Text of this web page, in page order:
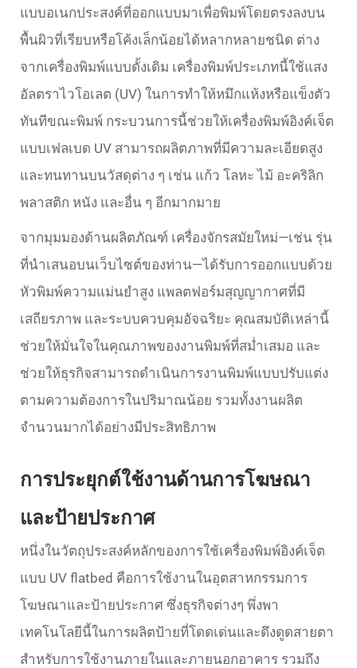
แบบอเนกประสงค์ที่ออกแบบมาเพื่อพิมพ์โดยตรงลงบน
พื้นผิวที่เรียบหรือโค้งเล็กน้อยได้หลากหลายชนิด ต่าง
จากเครื่องพิมพ์แบบดั้งเดิม เครื่องพิมพ์ประเภทนี้ใช้แสง
อัลตราไวโอเลต (UV) ในการทำให้หมึกแห้งหรือแข็งตัว
ทันทีขณะพิมพ์ กระบวนการนี้ช่วยให้เครื่องพิมพ์อิงค์เจ็ต
แบบเฟลเบด UV สามารถผลิตภาพที่มีความละเอียดสูง
และทนทานบนวัสดุต่าง ๆ เช่น แก้ว โลหะ ไม้ อะคริลิก
พลาสติก หนัง และอื่น ๆ อีกมากมาย
จากมุมมองด้านผลิตภัณฑ์ เครื่องจักรสมัยใหม่—เช่น รุ่น
ที่นำเสนอบนเว็บไซต์ของท่าน—ได้รับการออกแบบด้วย
หัวพิมพ์ความแม่นยำสูง แพลตฟอร์มสุญญากาศที่มี
เสถียรภาพ และระบบควบคุมอัจฉริยะ คุณสมบัติเหล่านี้
ช่วยให้มั่นใจในคุณภาพของงานพิมพ์ที่สม่ำเสมอ และ
ช่วยให้ธุรกิจสามารถดำเนินการงานพิมพ์แบบปรับแต่ง
ตามความต้องการในปริมาณน้อย รวมทั้งงานผลิต
จำนวนมากได้อย่างมีประสิทธิภาพ
การประยุกต์ใช้งานด้านการโฆษณา
และป้ายประกาศ
หนึ่งในวัตถุประสงค์หลักของการใช้เครื่องพิมพ์อิงค์เจ็ต
แบบ UV flatbed คือการใช้งานในอุตสาหกรรมการ
โฆษณาและป้ายประกาศ ซึ่งธุรกิจต่างๆ พึ่งพา
เทคโนโลยีนี้ในการผลิตป้ายที่โดดเด่นและดึงดูดสายตา
สำหรับการใช้งานภายในและภายนอกอาคาร รวมถึง